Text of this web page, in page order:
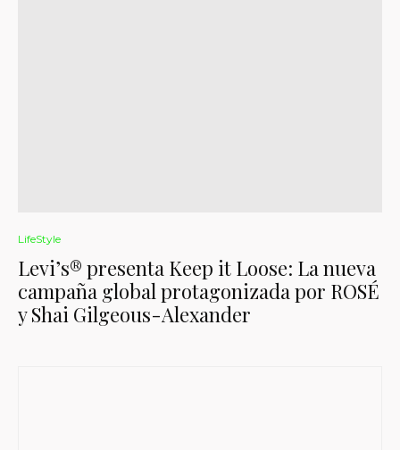
LifeStyle
Levi’s® presenta Keep it Loose: La nueva
campaña global protagonizada por ROSÉ
y Shai Gilgeous-Alexander